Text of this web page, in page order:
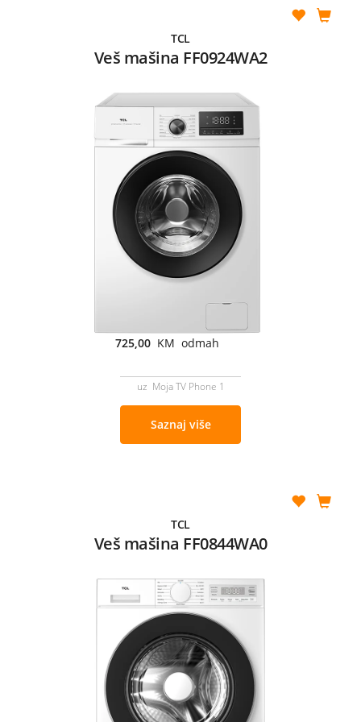
TCL
Veš mašina FF0924WA2
725,00 KM odmah
uz Moja TV Phone 1
Saznaj više
TCL
Veš mašina FF0844WA0